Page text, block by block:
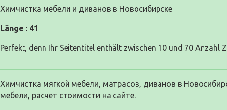
Химчистка мебели и диванов в Новосибирске
Länge : 41
Perfekt, denn Ihr Seitentitel enthält zwischen 10 und 70 Anzahl
Химчистка мягкой мебели, матрасов, диванов в
мебели, расчет стоимости на сайте.